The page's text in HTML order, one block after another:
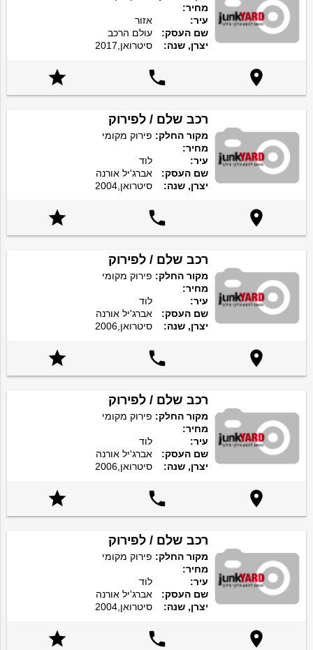
מחיר:
עיר:
אזור
שם העסק:
עולם הרכב
יצרן, שנה:
סיטרואן,2017



רכב שלם / לפירוק
מקור החלק: פירוק מקומי
מחיר:
עיר:
לוד
שם העסק:
אברג'יל אורנה
יצרן, שנה:
סיטרואן,2004



רכב שלם / לפירוק
מקור החלק: פירוק מקומי
מחיר:
עיר:
לוד
שם העסק:
אברג'יל אורנה
יצרן, שנה:
סיטרואן,2006



רכב שלם / לפירוק
מקור החלק: פירוק מקומי
מחיר:
עיר:
לוד
שם העסק:
אברג'יל אורנה
יצרן, שנה:
סיטרואן,2006



רכב שלם / לפירוק
מקור החלק: פירוק מקומי
מחיר:
עיר:
לוד
שם העסק:
אברג'יל אורנה
יצרן, שנה:
סיטרואן,2004


